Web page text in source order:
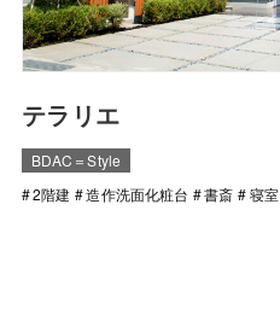
テラリエ
BDAC＝Style
2階建
造作洗面化粧台 書斎 寝室